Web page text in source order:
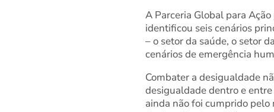
A Parceria Global para
identificou seis cenários
– o setor da saúde, o setor
cenários de emergência
Combater a desigualdade
desigualdade dentro e
ainda não foi cumprido